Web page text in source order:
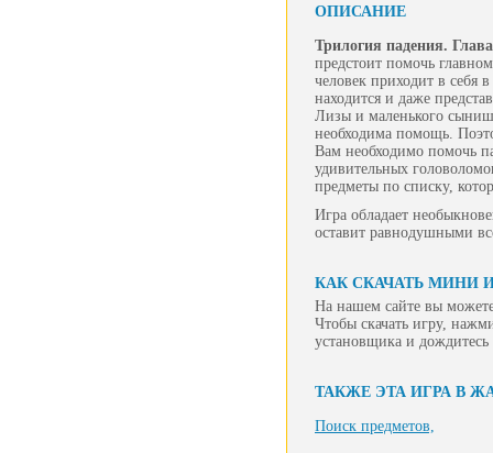
ОПИСАНИЕ
Трилогия падения.
предстоит помочь
человек приходит в себя
находится и даже
Лизы и маленького
необходима помощь.
Вам необходимо помочь
удивительных
предметы по списку,
Игра обладает
оставит равнодушными
КАК СКАЧАТЬ МИНИ
На нашем сайте вы
Чтобы скачать игру,
установщика и
ТАКЖЕ ЭТА ИГРА В
Поиск предметов,